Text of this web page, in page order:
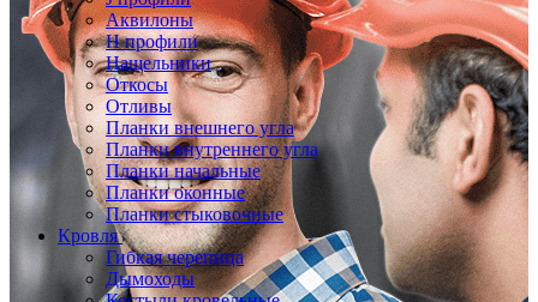
Аквилоны
Н профили
Нащельники
Откосы
Отливы
Планки внешнего угла
Планки внутреннего угла
Планки начальные
Планки оконные
Планки стыковочные
Кровля
Гибкая черепица
Дымоходы